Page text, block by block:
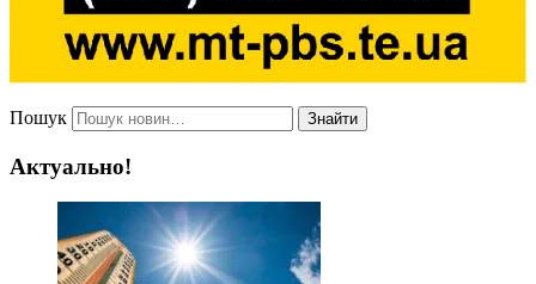
Пошук Знайти
Актуально!